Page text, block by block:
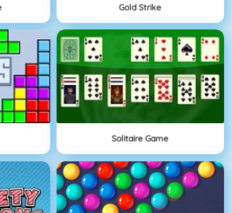
Gold Strike
Solitaire Game